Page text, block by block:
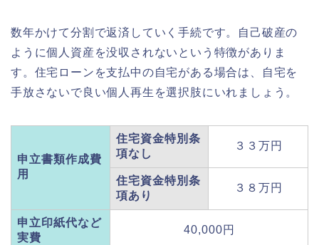
数年かけて分割で返済していく手続です。自己破産の
ように個人資産を没収されないという特徴がありま
す。住宅ローンを支払中の自宅がある場合は、自宅を
手放さないで良い個人再生を選択肢にいれましょう。
申立書類作成費
用
住宅資金特別条
項なし
３３万円
住宅資金特別条
項あり
３８万円
申立印紙代など
実費
40,000円